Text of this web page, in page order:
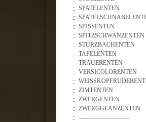
SPATELENTEN
SPISSENTEN
SPITZSCHWANZENTEN
STURZBACHENTEN
TAFELENTEN
TRAUERENTEN
VERSICOLORENTEN
ZIMTENTEN
ZWERGENTEN
ZWERGGLANZENTEN
-------------------------